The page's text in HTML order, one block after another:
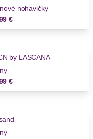
nohavičky
€
by LASCANA
€